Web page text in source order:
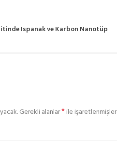
Ispanak ve Karbon Nanotüp
Gerekli alanlar*ile